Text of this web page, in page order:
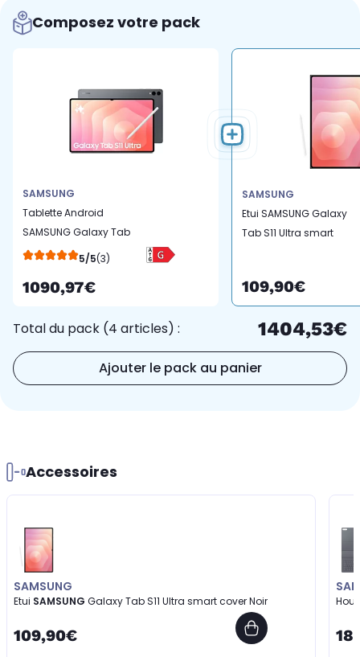
Composez votre pack
SAMSUNG
Tablette Android
SAMSUNG Galaxy Tab
S11 Ultra Wifi 256Go Gris
5/5(3)
1090,97€
SAMSUNG
Etui SAMSUNG Galaxy
Tab S11 Ultra smart
109,90€
Total du pack (4 articles) : 1404,53€
Ajouter le pack au panier
Accessoires
SAMSUNG
Etui SAMSUNG Galaxy Tab S11 Ultra smart cover Noir
109,90€